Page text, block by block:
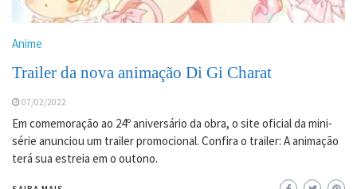
Anime
Trailer da nova animação Di Gi Charat
07/02/2022
Em comemoração ao 24º aniversário da obra, o site oficial da mini-
série anunciou um trailer promocional. Confira o trailer: A animação
terá sua estreia em o outono.